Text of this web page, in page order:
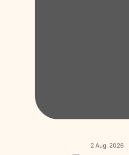
2 Aug. 2026